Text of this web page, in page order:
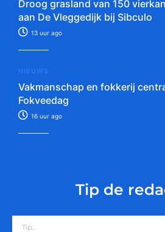
Droog grasland van 150
aan De Vleggedijk bij Sibculo
13 uur ago
NIEUWS
Vakmanschap en fokkerij
Fokveedag
16 uur ago
Tip de